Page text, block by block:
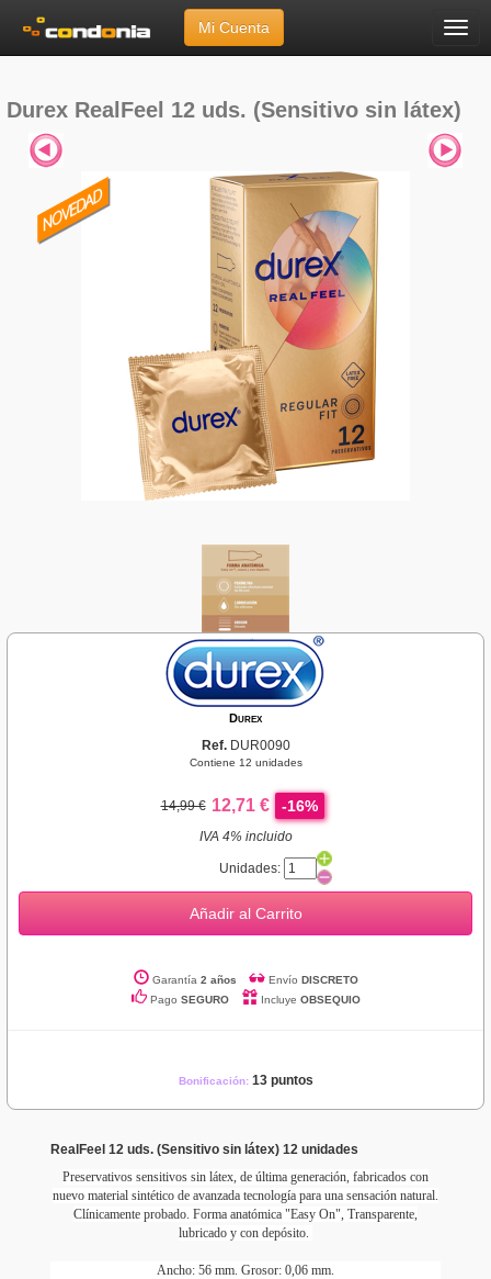
Menú
Mi Cuenta
RealFeel 12 uds. (Sensitivo sin látex)
Durex RealFeel 12 uds. (Sensitivo sin látex)
Durex
Ref. DUR0090
Contiene 12 unidades
14,99 € 12,71 € -16%
IVA 4% incluido
Unidades:
Añadir al Carrito
Garantía 2 años Envío DISCRETO
Pago SEGURO Incluye OBSEQUIO
Bonificación: 13 puntos
RealFeel 12 uds. (Sensitivo sin látex) 12 unidades
Preservativos sensitivos sin látex, de última generación, fabricados con
nuevo material sintético de avanzada tecnología para una sensación natural.
Clínicamente probado. Forma anatómica "Easy On", Transparente,
lubricado y con depósito.
Ancho: 56 mm. Grosor: 0,06 mm.